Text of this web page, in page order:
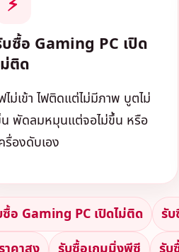
⚡
ซื้อ Gaming PC เปิด
ติด
ไม่เข้า ไฟติดแต่ไม่มีภาพ บูตไม่
พัดลมหมุนแต่จอไม่ขึ้น หรือ
รื่องดับเอง
อ Gaming PC เปิดไม่ติด
รั